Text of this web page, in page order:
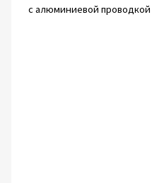
с алюминиевой